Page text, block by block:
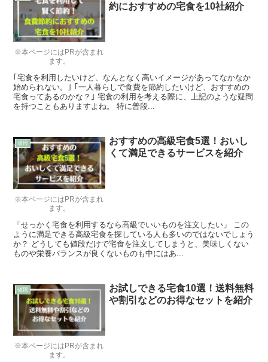
※本ページにはPRが含まれ
ます。
約におすすめの宅食を10社紹介
｢宅食を利用したいけど、なんとなく高いイメージがあってなかなか
始められない。｣ ｢一人暮らしで食費を節約したいけど、おすすめの
宅食ってあるのかな？｣ 宅食の利用を考える際に、上記のような疑問
を持つこともありますよね。 特に普段...
※本ページにはPRが含まれ
ます。
値段
おすすめの高級宅食5選！おいし
くて満足できるサービスを紹介
「せっかく宅食を利用するなら高級でいいものを注文したい」 この
ように満足できる高級宅食を探している人も多いのではないでしょう
か？ どうしても値段だけで宅食を注文してしまうと、美味しくない
ものや栄養バランスが良くないものも中にはあ...
※本ページにはPRが含まれ
ます。
値段
お試しできる宅食10選！送料無料
や割引などのお得なセットを紹介